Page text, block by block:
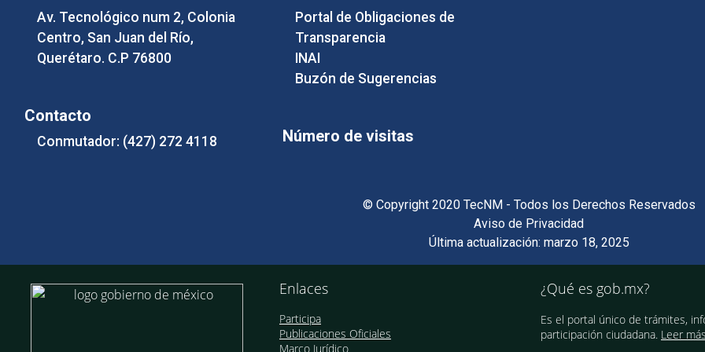
Av. Tecnológico num 2, Colonia
Centro, San Juan del Río,
Querétaro. C.P 76800
Contacto
Conmutador: (427) 272 4118
Portal de Obligaciones de
Transparencia
INAI
Buzón de Sugerencias
Número de visitas
© Copyright 2020 TecNM - Todos los Derechos Reservados
Aviso de Privacidad
Última actualización: marzo 18, 2025
Enlaces
Participa
Publicaciones Oficiales
Marco Jurídico
¿Qué es gob.mx?
Es el portal único de trámites,
participación ciudadana. Leer más